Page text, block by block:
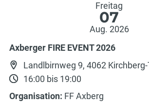
Freitag
07
Aug. 2026
Axberger FIRE EVENT 2026
Landlbirnweg 9, 4062
16:00 bis 19:00
Organisation: FF Axberg